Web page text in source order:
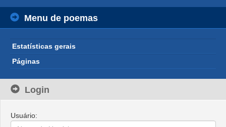
Menu de poemas
Estatísticas gerais
Páginas
Login
Usuário: